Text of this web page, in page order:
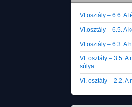
VI.osztály – 6.6. A
VI.osztály – 6.5. A
VI.osztály – 6.3. A
VI. osztály – 3.5. A
súlya
VI. osztály – 2.2. A